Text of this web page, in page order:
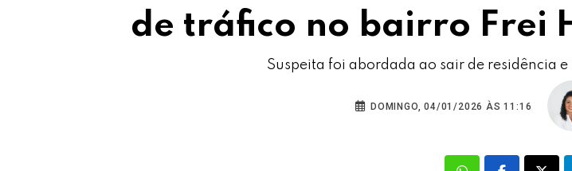
de tráfico no bairro Frei
Suspeita foi abordada ao sair de residência
DOMINGO, 04/01/2026 ÀS 11:16